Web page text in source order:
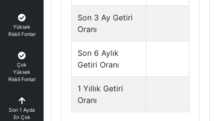
Yüksek
Riskli Fonlar
Çok
Yüksek
Riskli Fonlar
Son 1 Ayda
En Çok
Son 3 Ay Getiri
Oranı
Son 6 Aylık
Getiri Oranı
1 Yıllık Getiri
Oranı